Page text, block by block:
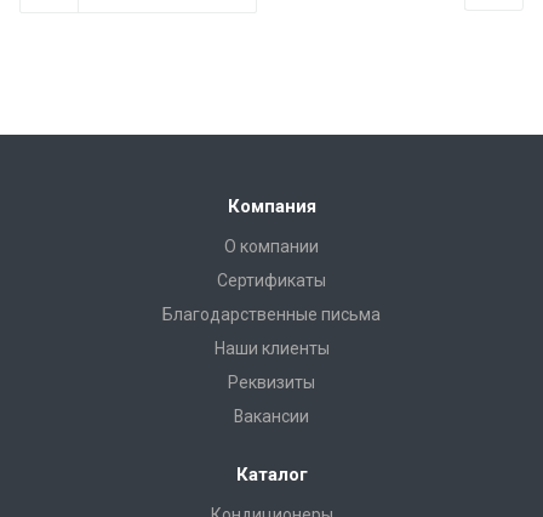
Компания
О компании
Сертификаты
Благодарственные письма
Наши клиенты
Реквизиты
Вакансии
Каталог